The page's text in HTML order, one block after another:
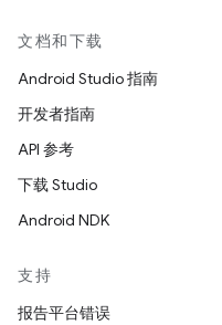
文档和下载
Android Studio 指南
开发者指南
API 参考
下载 Studio
Android NDK
支持
报告平台错误